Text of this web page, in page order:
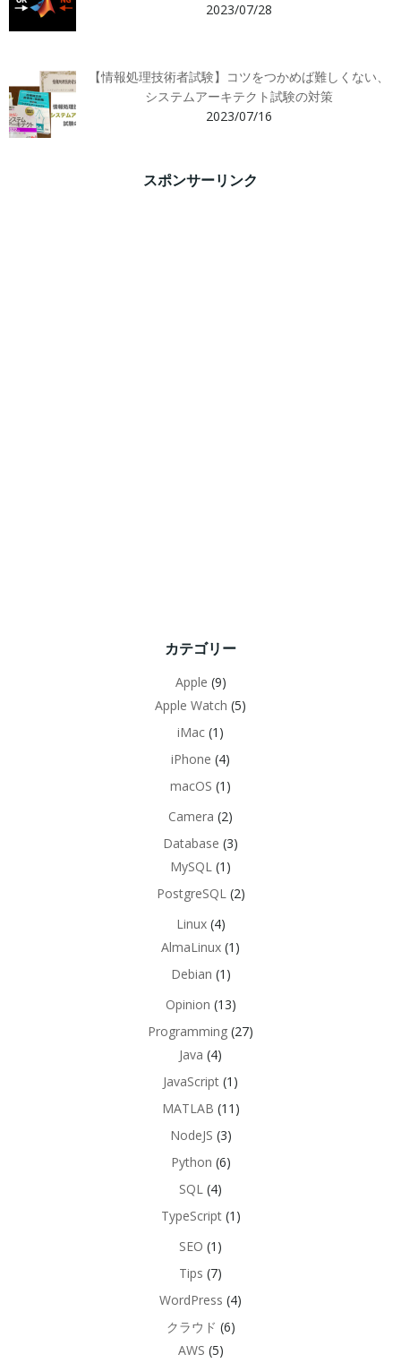
2023/07/28
【情報処理技術者試験】コツをつかめば難しくない、
システムアーキテクト試験の対策
2023/07/16
スポンサーリンク
カテゴリー
Apple (9)
Apple Watch (5)
iMac (1)
iPhone (4)
macOS (1)
Camera (2)
Database (3)
MySQL (1)
PostgreSQL (2)
Linux(4)
AlmaLinux (1)
Debian (1)
Opinion (13)
Programming (27)
Java (4)
JavaScript (1)
MATLAB (11)
NodeJS (3)
Python (6)
SQL (4)
TypeScript(1)
SEO (1)
Tips (7)
WordPress (4)
クラウド (6)
AWS (5)